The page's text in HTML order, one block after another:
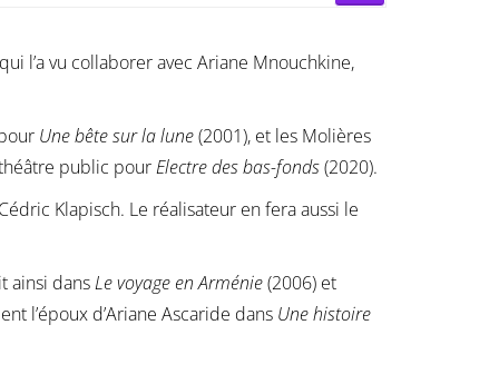
l’a vu collaborer avec Ariane Mnouchkine,
Une bête sur la lune(2001), et les Molières
public pourElectre des bas-fonds(2020).
Klapisch. Le réalisateur en fera aussi le
ainsi dansLe voyage en Arménie(2006) et
l’époux d’Ariane Ascaride dans Une histoire